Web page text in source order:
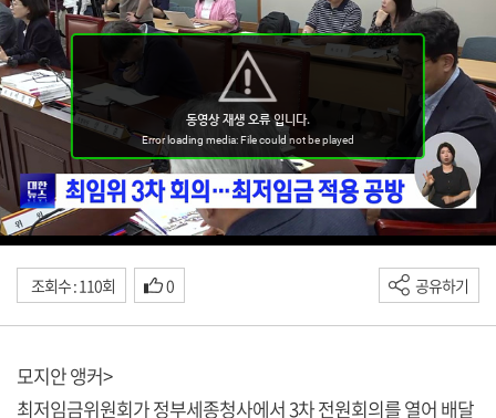
조회수 : 110회 0 공유하기
모지안 앵커>
최저임금위원회가 정부세종청사에서 3차 전원회의를 열어 배달